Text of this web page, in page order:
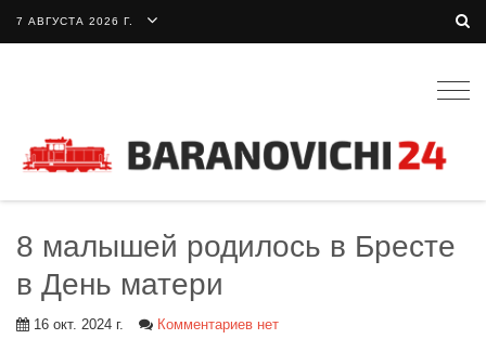
7 АВГУСТА 2026 Г.
8 малышей родилось в Бресте
в День матери
16 окт. 2024 г. Комментариев нет